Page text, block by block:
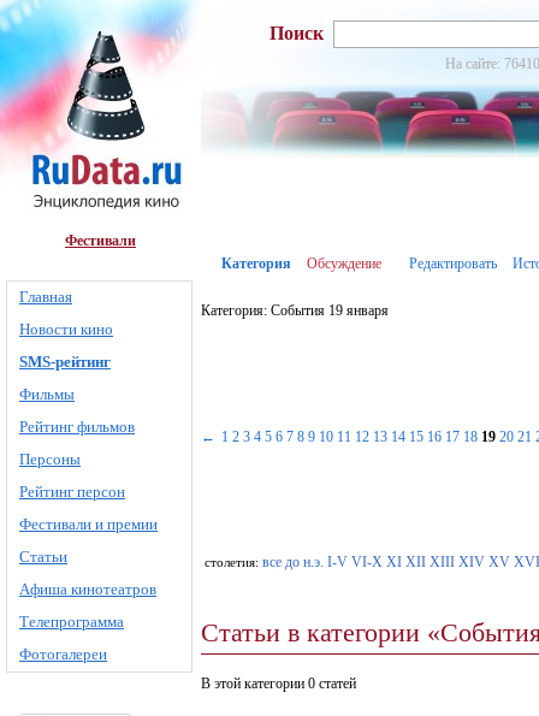
Фестивали
Главная
Новости кино
SMS-рейтинг
Фильмы
Рейтинг фильмов
Персоны
Рейтинг персон
Фестивали и премии
Статьи
Афиша кинотеатров
Телепрограмма
Фотогалереи
Поиск
На сайте:
Категория Обсуждение Редактировать
Категория: События 19 января
← 1 2 3 4 5 6 7 8 9 10 11 12 13 14 15 16 17 18 19 20 21
столетия: все до н.э. I-V VI-X XI XII XIII XIV XV XVI
Статьи в категории
В этой категории 0 статей